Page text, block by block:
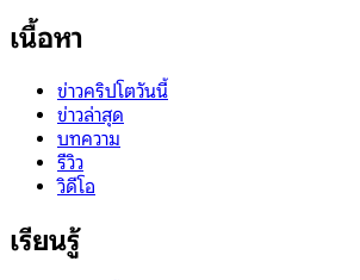
เนื้อหา
ข่าวคริปโตวันนี้
ข่าวล่าสุด
บทความ
รีวิว
วิดีโอ
เรียนรู้